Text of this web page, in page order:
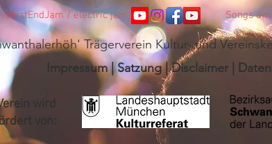
WestEndJam / electric jam Songs
Trägerverein Kultur- und
Impressum|Satzung|Disclaimer
wird
von: